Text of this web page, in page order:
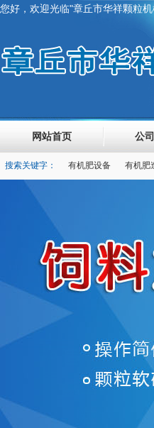
您好，欢迎光临"章丘市华祥颗粒机
网站首页 公
搜索关键字： 有机肥设备 有机肥